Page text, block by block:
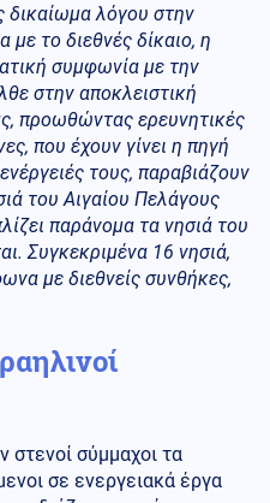
δικαίωμα λόγου στην
το διεθνές δίκαιο, η
συμφωνία με την
στην αποκλειστική
προωθώντας ερευνητικές
που έχουν γίνει η πηγή
τους, παραβιάζουν
του Αιγαίου Πελάγους
παράνομα τα νησιά του
Συγκεκριμένα 16 νησιά,
με διεθνείς συνθήκες,
στενοί σύμμαχοι τα
σε ενεργειακά έργα